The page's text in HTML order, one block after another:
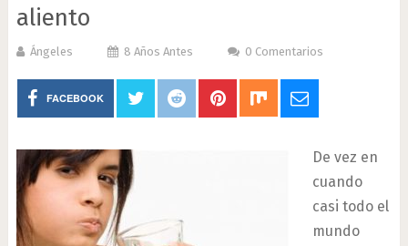
aliento
Ángeles 8 Años Antes 0 Comentarios
FACEBOOK
De vez en
cuando
casi todo el
mundo